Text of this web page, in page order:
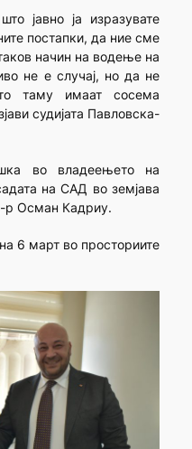
јавно ја изразувате
постапки, да ние сме
начин на водење на
не е случај, но да не
таму имаат сосема
судијата Павловска-
во владеењето на
на САД во земјава
р Осман Кадриу.
6 март во просториите